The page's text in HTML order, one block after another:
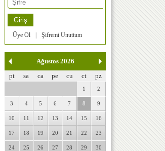
Şifremi Unuttum
Üye Ol
Ağustos 2026
pt
sa ca pe cu ct pz
1 2
3 4 5 6 7 8 9
10 11 12 13 14 15 16
17 18 19 20 21 22 23
24 25 26 27 28 29 30